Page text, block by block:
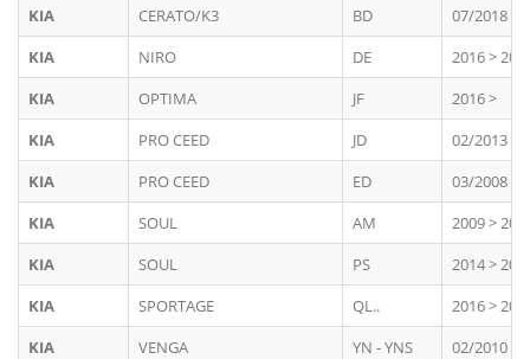
KIA
CERATO/K3 BD
07/2018 >
KIA
NIRO DE
2016 >
KIA
OPTIMA JF
2016 >
KIA
PRO CEED JD
02/2013 >
KIA
PRO CEED ED
03/2008 >
KIA
SOUL AM
2009 >
KIA
SOUL PS
2014 >
KIA
SPORTAGE QL..
2016 >
KIA
VENGA YN - YNS
02/2010 >